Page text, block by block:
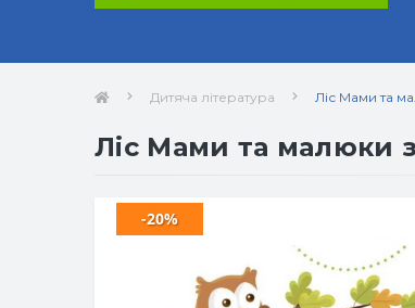
Дитяча література Ліс Мами та
Ліс Мами та малюки
-20%